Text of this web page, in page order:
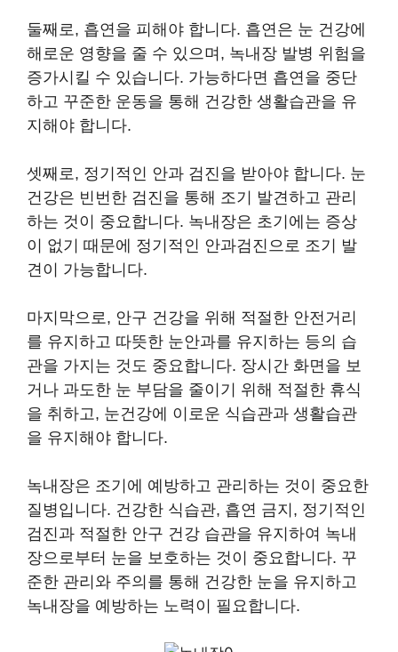
둘째로, 흡연을 피해야 합니다. 흡연은 눈 건강에
해로운 영향을 줄 수 있으며, 녹내장 발병 위험을
증가시킬 수 있습니다. 가능하다면 흡연을 중단
하고 꾸준한 운동을 통해 건강한 생활습관을 유
지해야 합니다.
셋째로, 정기적인 안과 검진을 받아야 합니다. 눈
건강은 빈번한 검진을 통해 조기 발견하고 관리
하는 것이 중요합니다. 녹내장은 초기에는 증상
이 없기 때문에 정기적인 안과검진으로 조기 발
견이 가능합니다.
마지막으로, 안구 건강을 위해 적절한 안전거리
를 유지하고 따뜻한 눈안과를 유지하는 등의 습
관을 가지는 것도 중요합니다. 장시간 화면을 보
거나 과도한 눈 부담을 줄이기 위해 적절한 휴식
을 취하고, 눈건강에 이로운 식습관과 생활습관
을 유지해야 합니다.
녹내장은 조기에 예방하고 관리하는 것이 중요한
질병입니다. 건강한 식습관, 흡연 금지, 정기적인
검진과 적절한 안구 건강 습관을 유지하여 녹내
장으로부터 눈을 보호하는 것이 중요합니다. 꾸
준한 관리와 주의를 통해 건강한 눈을 유지하고
녹내장을 예방하는 노력이 필요합니다.